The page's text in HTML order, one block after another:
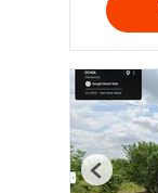
Previous